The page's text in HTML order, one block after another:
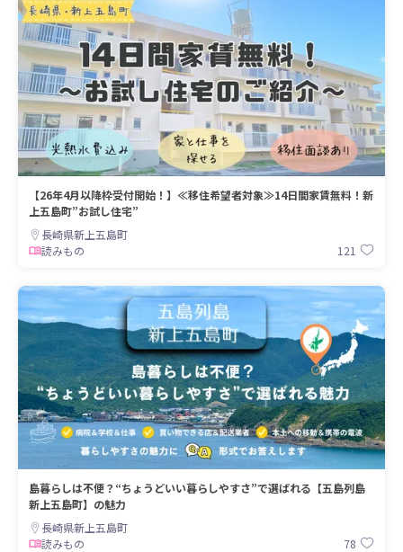
【26年4月以降枠受付開始！】≪移住希望者対象≫14日間家賃無料！新
上五島町”お試し住宅”
長崎県新上五島町
読みもの
121
島暮らしは不便？“ちょうどいい暮らしやすさ”で選ばれる【五島列島
新上五島町】の魅力
長崎県新上五島町
読みもの
78